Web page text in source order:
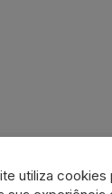
utiliza cookies